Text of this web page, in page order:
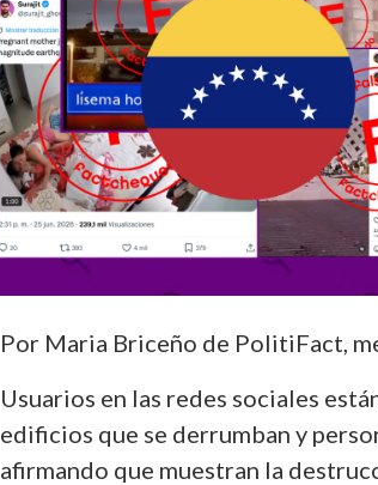
Por Maria Briceño de PolitiFact,
Usuarios en las redes sociales
edificios que se derrumban y
afirmando que muestran la